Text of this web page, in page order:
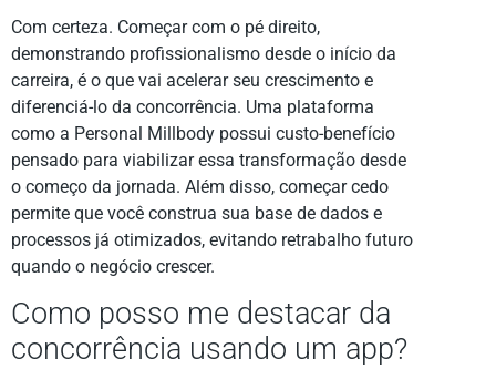
Com certeza. Começar com o pé direito,
demonstrando profissionalismo desde o início da
carreira, é o que vai acelerar seu crescimento e
diferenciá-lo da concorrência. Uma plataforma
como a Personal Millbody possui custo-benefício
pensado para viabilizar essa transformação desde
o começo da jornada. Além disso, começar cedo
permite que você construa sua base de dados e
processos já otimizados, evitando retrabalho futuro
quando o negócio crescer.
Como posso me destacar da
concorrência usando um app?